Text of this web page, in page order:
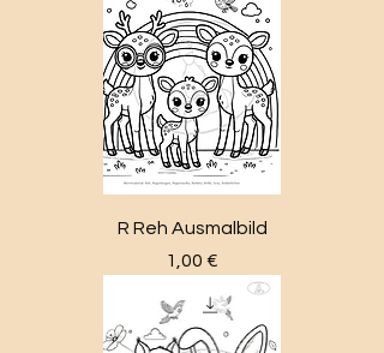
R Reh Ausmalbild
Preis
1,00 €